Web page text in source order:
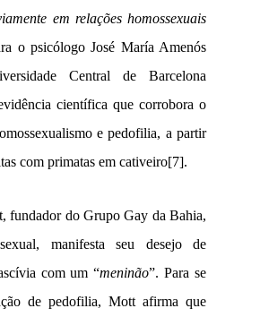
em relações homossexuais
o psicólogo José María Amenós
Central de Barcelona
científica que corrobora o
e pedofilia, a partir
com primatas em cativeiro[7].
fundador do Grupo Gay da Bahia,
manifesta seu desejo de
com um “meninão”. Para se
de pedofilia, Mott afirma que